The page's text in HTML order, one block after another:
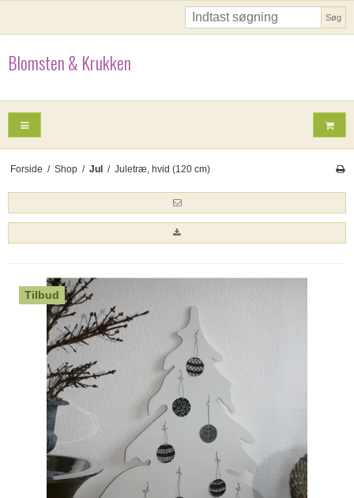
Søg
Blomsten & Krukken
Forside / Shop / Jul / Juletræ, hvid (120 cm)
Tilbud